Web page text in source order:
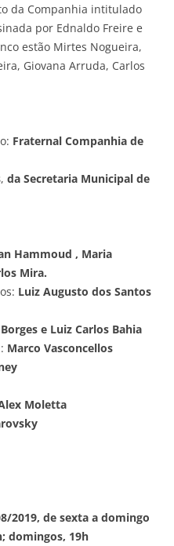
da Companhia intitulado
por Ednaldo Freire e
estão Mirtes Nogueira,
Giovana Arruda, Carlos
Fraternal Companhia de
, da Secretaria Municipal de
Hammoud , Maria
Mira.
Luiz Augusto dos Santos
e Luiz Carlos Bahia
Marco Vasconcellos
Moletta
2019, de sexta a domingo
domingos, 19h